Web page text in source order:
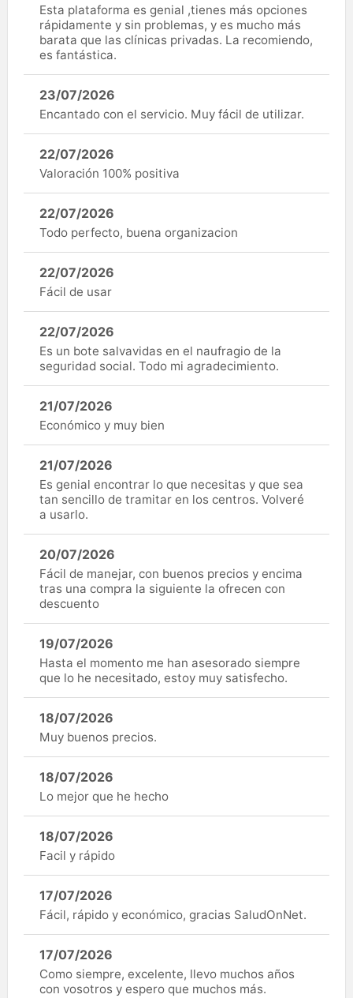
Esta plataforma es genial ,tienes más opciones
rápidamente y sin problemas, y es mucho más
barata que las clínicas privadas. La recomiendo,
es fantástica.
23/07/2026
Encantado con el servicio. Muy fácil de utilizar.
22/07/2026
Valoración 100% positiva
22/07/2026
Todo perfecto, buena organizacion
22/07/2026
Fácil de usar
22/07/2026
Es un bote salvavidas en el naufragio de la
seguridad social. Todo mi agradecimiento.
21/07/2026
Económico y muy bien
21/07/2026
Es genial encontrar lo que necesitas y que sea
tan sencillo de tramitar en los centros. Volveré
a usarlo.
20/07/2026
Fácil de manejar, con buenos precios y encima
tras una compra la siguiente la ofrecen con
descuento
19/07/2026
Hasta el momento me han asesorado siempre
que lo he necesitado, estoy muy satisfecho.
18/07/2026
Muy buenos precios.
18/07/2026
Lo mejor que he hecho
18/07/2026
Facil y rápido
17/07/2026
Fácil, rápido y económico, gracias SaludOnNet.
17/07/2026
Como siempre, excelente, llevo muchos años
con vosotros y espero que muchos más.